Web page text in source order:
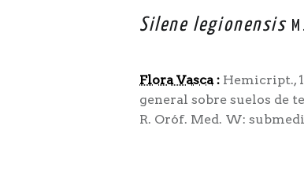
Silene legionensis
Flora Vasca: Hemicript.,
general sobre suelos de
R. Oróf. Med. W: